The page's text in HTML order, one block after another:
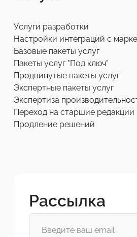
Услуги разработки
Настройки интеграций с
Базовые пакеты услуг
Пакеты услуг "Под ключ"
Продвинутые пакеты услуг
Экспертные пакеты услуг
Экспертиза
Переход на старшие редакции
Продление решений
Рассылка